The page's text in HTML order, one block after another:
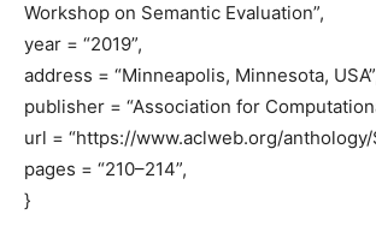
Workshop on Semantic Evaluation”,
year = “2019”,
address = “Minneapolis, Minnesota,
publisher = “Association for
url = “https://www.aclweb.org/anthology/
pages = “210–214”,
}